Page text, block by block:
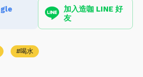
加入造咖 LINE 好
友
喝水